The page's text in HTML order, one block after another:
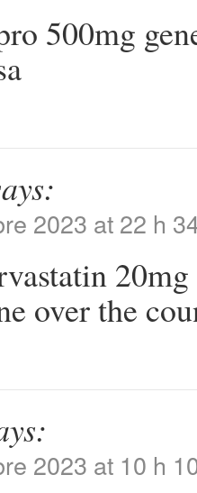
500mg
2023 at 22 h
over the
2023 at 10 h